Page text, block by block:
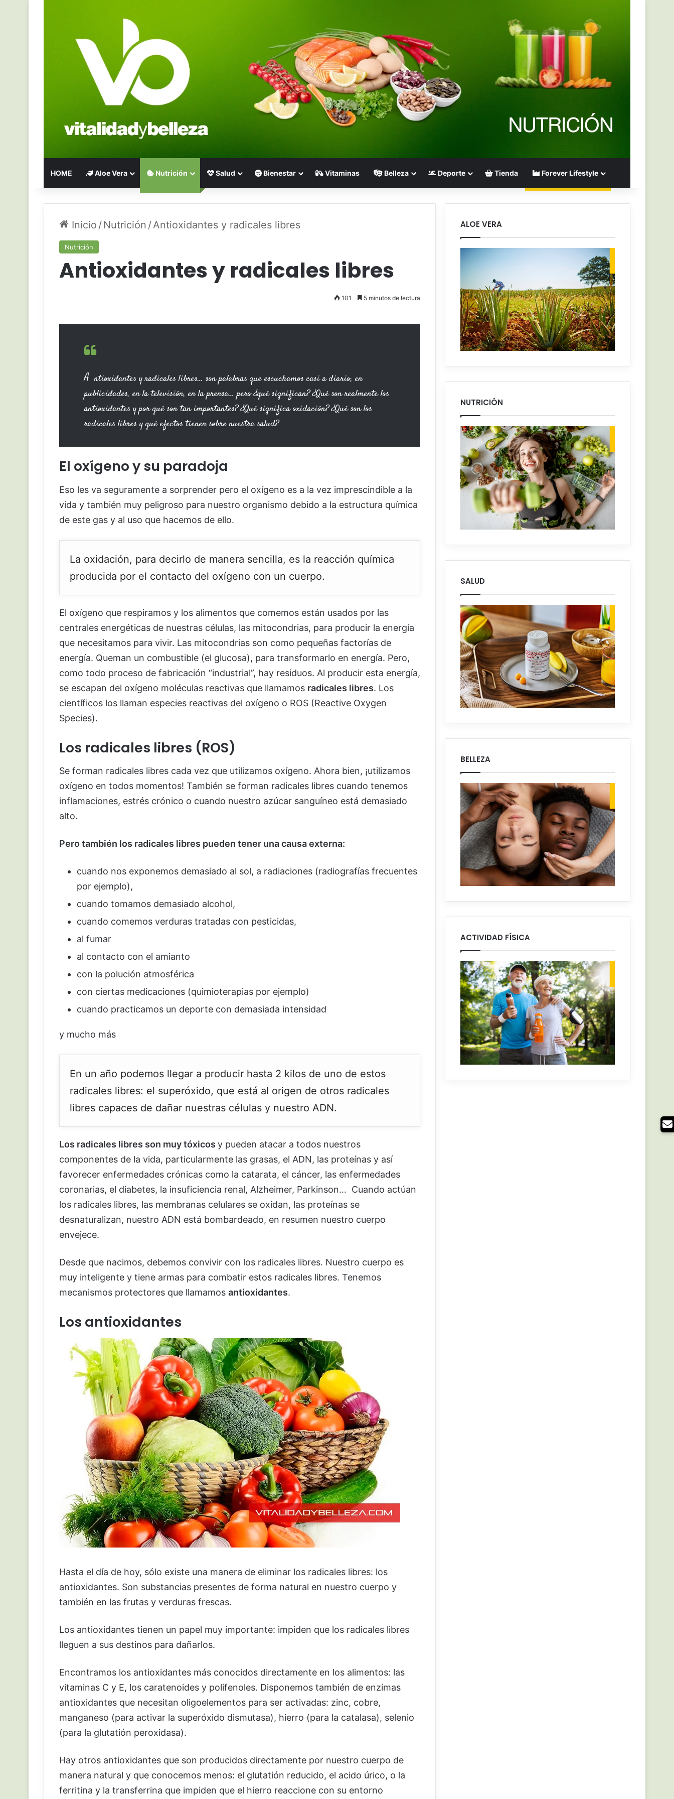
HOME Aloe Vera Nutrición Salud Bienestar Vitaminas Belleza Deporte Tienda Forever Lifestyle
Inicio /Nutrición /Antioxidantes y radicales libres
Nutrición
Antioxidantes y radicales libres
101 5 minutos de lectura
A ntioxidantes y radicales libres… son palabras que escuchamos casi a diario, en
publicidades, en la televisión, en la prensa… pero ¿qué significan? ¿Qué son realmente los
antioxidantes y por qué son tan importantes? ¿Qué significa oxidación? ¿Qué son los
radicales libres y qué efectos tienen sobre nuestra salud?
El oxígeno y su paradoja
Eso les va seguramente a sorprender pero el oxígeno es a la vez imprescindible a la
vida y también muy peligroso para nuestro organismo debido a la estructura química
de este gas y al uso que hacemos de ello.
La oxidación, para decirlo de manera sencilla, es la reacción química
producida por el contacto del oxígeno con un cuerpo.
El oxígeno que respiramos y los alimentos que comemos están usados por las
centrales energéticas de nuestras células, las mitocondrias, para producir la energía
que necesitamos para vivir. Las mitocondrias son como pequeñas factorías de
energía. Queman un combustible (el glucosa), para transformarlo en energía. Pero,
como todo proceso de fabricación “industrial”, hay residuos. Al producir esta energía,
se escapan del oxígeno moléculas reactivas que llamamos radicales libres. Los
científicos los llaman especies reactivas del oxígeno o ROS (Reactive Oxygen
Species).
Los radicales libres (ROS)
Se forman radicales libres cada vez que utilizamos oxígeno. Ahora bien, ¡utilizamos
oxígeno en todos momentos! También se forman radicales libres cuando tenemos
inflamaciones, estrés crónico o cuando nuestro azúcar sanguíneo está demasiado
alto.
Pero también los radicales libres pueden tener una causa externa:
cuando nos exponemos demasiado al sol, a radiaciones (radiografías frecuentes
por ejemplo),
cuando tomamos demasiado alcohol,
cuando comemos verduras tratadas con pesticidas,
al fumar
al contacto con el amianto
con la polución atmosférica
con ciertas medicaciones (quimioterapias por ejemplo)
cuando practicamos un deporte con demasiada intensidad
y mucho más
En un año podemos llegar a producir hasta 2 kilos de uno de estos
radicales libres: el superóxido, que está al origen de otros radicales
libres capaces de dañar nuestras células y nuestro ADN.
Los radicales libres son muy tóxicos y pueden atacar a todos nuestros
componentes de la vida, particularmente las grasas, el ADN, las proteínas y así
favorecer enfermedades crónicas como la catarata, el cáncer, las enfermedades
coronarias, el diabetes, la insuficiencia renal, Alzheimer, Parkinson… Cuando actúan
los radicales libres, las membranas celulares se oxidan, las proteínas se
desnaturalizan, nuestro ADN está bombardeado, en resumen nuestro cuerpo
envejece.
Desde que nacimos, debemos convivir con los radicales libres. Nuestro cuerpo es
muy inteligente y tiene armas para combatir estos radicales libres. Tenemos
mecanismos protectores que llamamos antioxidantes.
Los antioxidantes
Hasta el día de hoy, sólo existe una manera de eliminar los radicales libres: los
antioxidantes. Son substancias presentes de forma natural en nuestro cuerpo y
también en las frutas y verduras frescas.
Los antioxidantes tienen un papel muy importante: impiden que los radicales libres
lleguen a sus destinos para dañarlos.
Encontramos los antioxidantes más conocidos directamente en los alimentos: las
vitaminas C y E, los caratenoides y polifenoles. Disponemos también de enzimas
antioxidantes que necesitan oligoelementos para ser activadas: zinc, cobre,
manganeso (para activar la superóxido dismutasa), hierro (para la catalasa), selenio
(para la glutatión peroxidasa).
Hay otros antioxidantes que son producidos directamente por nuestro cuerpo de
manera natural y que conocemos menos: el glutatión reducido, el acido úrico, o la
ferritina y la transferrina que impiden que el hierro reaccione con su entorno
ALOE VERA
NUTRICIÓN
SALUD
BELLEZA
ACTIVIDAD FÍSICA